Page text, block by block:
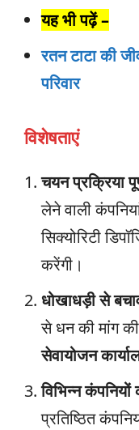
यह भी पढ़ें –
रतन टाटा की
परिवार
विशेषताएं
चयन प्रक्रिया
लेने वाली
सिक्योरिटी
करेंगी।
धोखाधड़ी से
से धन की मांग
सेवायोजन
विभिन्न कंपनियों
प्रतिष्ठित